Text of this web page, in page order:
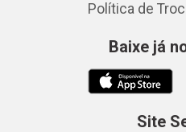
Política de
Baixe já
Site